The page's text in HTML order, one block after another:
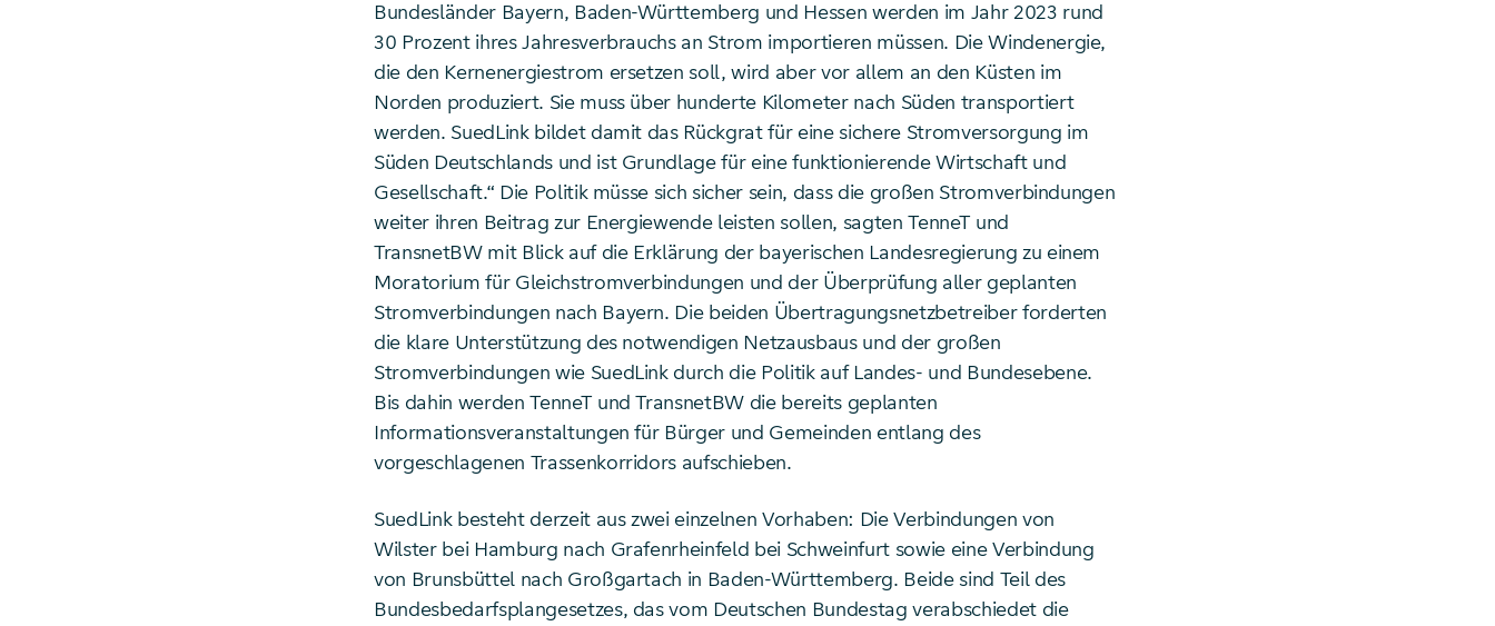
Bundesländer Bayern, Baden-Württemberg und Hessen werden im Jahr 2023 rund
30 Prozent ihres Jahresverbrauchs an Strom importieren müssen. Die Windenergie,
die den Kernenergiestrom ersetzen soll, wird aber vor allem an den Küsten im
Norden produziert. Sie muss über hunderte Kilometer nach Süden transportiert
werden. SuedLink bildet damit das Rückgrat für eine sichere Stromversorgung im
Süden Deutschlands und ist Grundlage für eine funktionierende Wirtschaft und
Gesellschaft.“ Die Politik müsse sich sicher sein, dass die großen Stromverbindungen
weiter ihren Beitrag zur Energiewende leisten sollen, sagten TenneT und
TransnetBW mit Blick auf die Erklärung der bayerischen Landesregierung zu einem
Moratorium für Gleichstromverbindungen und der Überprüfung aller geplanten
Stromverbindungen nach Bayern. Die beiden Übertragungsnetzbetreiber forderten
die klare Unterstützung des notwendigen Netzausbaus und der großen
Stromverbindungen wie SuedLink durch die Politik auf Landes- und Bundesebene.
Bis dahin werden TenneT und TransnetBW die bereits geplanten
Informationsveranstaltungen für Bürger und Gemeinden entlang des
vorgeschlagenen Trassenkorridors aufschieben.
SuedLink besteht derzeit aus zwei einzelnen Vorhaben: Die Verbindungen von
Wilster bei Hamburg nach Grafenrheinfeld bei Schweinfurt sowie eine Verbindung
von Brunsbüttel nach Großgartach in Baden-Württemberg. Beide sind Teil des
Bundesbedarfsplangesetzes, das vom Deutschen Bundestag verabschiedet die